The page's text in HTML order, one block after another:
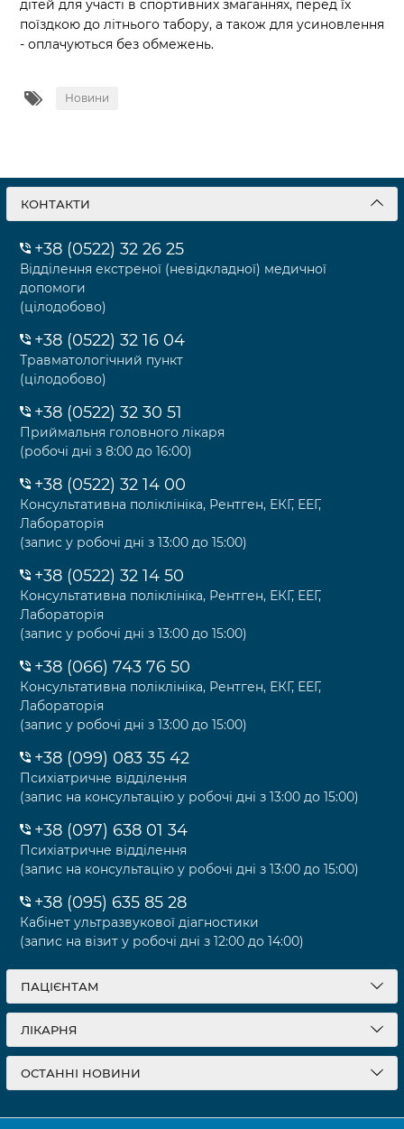
дітей для участі в спортивних змаганнях, перед їх
поїздкою до літнього табору, а також для усиновлення
- оплачуються без обмежень.
Новини
КОНТАКТИ
+38 (0522) 32 26 25
Відділення екстреної (невідкладної) медичної
допомоги
(цілодобово)
+38 (0522) 32 16 04
Травматологічний пункт
(цілодобово)
+38 (0522) 32 30 51
Приймальня головного лікаря
(робочі дні з 8:00 до 16:00)
+38 (0522) 32 14 00
Консультативна поліклініка, Рентген, ЕКГ, ЕЕГ,
Лабораторія
(запис у робочі дні з 13:00 до 15:00)
+38 (0522) 32 14 50
Консультативна поліклініка, Рентген, ЕКГ, ЕЕГ,
Лабораторія
(запис у робочі дні з 13:00 до 15:00)
+38 (066) 743 76 50
Консультативна поліклініка, Рентген, ЕКГ, ЕЕГ,
Лабораторія
(запис у робочі дні з 13:00 до 15:00)
+38 (099) 083 35 42
Психіатричне відділення
(запис на консультацію у робочі дні з 13:00 до 15:00)
+38 (097) 638 01 34
Психіатричне відділення
(запис на консультацію у робочі дні з 13:00 до 15:00)
+38 (095) 635 85 28
Кабінет ультразвукової діагностики
(запис на візит у робочі дні з 12:00 до 14:00)
ПАЦІЄНТАМ
ЛІКАРНЯ
ОСТАННІ НОВИНИ